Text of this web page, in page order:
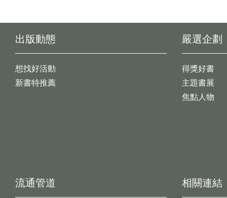
出版動態
想找好活動
新書特推薦
嚴選企劃
得獎好書
主題書展
焦點人物
流通管道 相關連結